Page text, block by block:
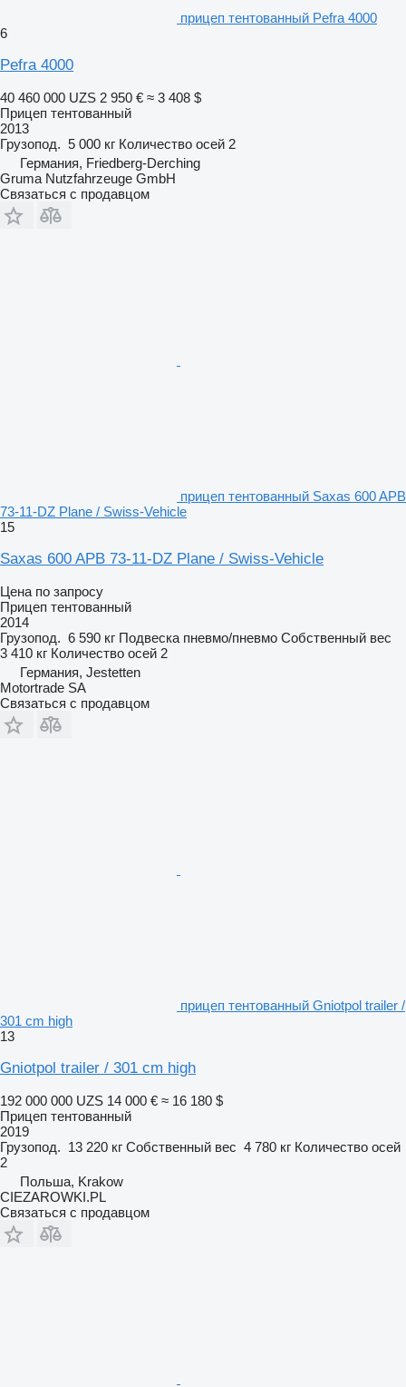
прицеп тентованный Pefra 4000
6
Pefra 4000
40 460 000 UZS 2 950 € ≈ 3 408 $
Прицеп тентованный
2013
Грузопод. 5 000 кг Количество осей 2
Германия, Friedberg-Derching
Gruma Nutzfahrzeuge GmbH
Связаться с продавцом
прицеп тентованный Saxas 600 APB
73-11-DZ Plane / Swiss-Vehicle
15
Saxas 600 APB 73-11-DZ Plane / Swiss-Vehicle
Цена по запросу
Прицеп тентованный
2014
Грузопод. 6 590 кг Подвеска пневмо/пневмо Собственный вес
3 410 кг Количество осей 2
Германия, Jestetten
Motortrade SA
Связаться с продавцом
прицеп тентованный Gniotpol trailer /
301 cm high
13
Gniotpol trailer / 301 cm high
192 000 000 UZS 14 000 € ≈ 16 180 $
Прицеп тентованный
2019
Грузопод. 13 220 кг Собственный вес 4 780 кг Количество осей
2
Польша, Krakow
CIEZAROWKI.PL
Связаться с продавцом